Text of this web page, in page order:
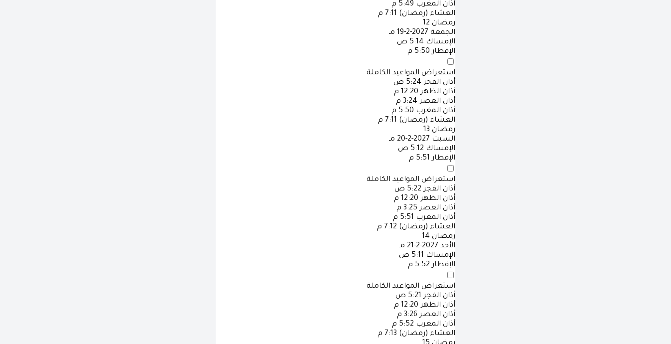
أذان المغرب 5:49 م
العشاء (رمضان) 7:11 م
رمضان 12
الجمعة 2027-2-19 مـ
الإمساك 5:14 ص
الإفطار 5:50 م
استعراض المواعيد الكاملة
أذان الفجر 5:24 ص
أذان الظهر 12:20 م
أذان العصر 3:24 م
أذان المغرب 5:50 م
العشاء (رمضان) 7:11 م
رمضان 13
السبت 2027-2-20 مـ
الإمساك 5:12 ص
الإفطار 5:51 م
استعراض المواعيد الكاملة
أذان الفجر 5:22 ص
أذان الظهر 12:20 م
أذان العصر 3:25 م
أذان المغرب 5:51 م
العشاء (رمضان) 7:12 م
رمضان 14
الأحد 2027-2-21 مـ
الإمساك 5:11 ص
الإفطار 5:52 م
استعراض المواعيد الكاملة
أذان الفجر 5:21 ص
أذان الظهر 12:20 م
أذان العصر 3:26 م
أذان المغرب 5:52 م
العشاء (رمضان) 7:13 م